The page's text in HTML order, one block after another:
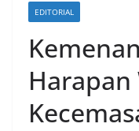
EDITORIAL
Harapan